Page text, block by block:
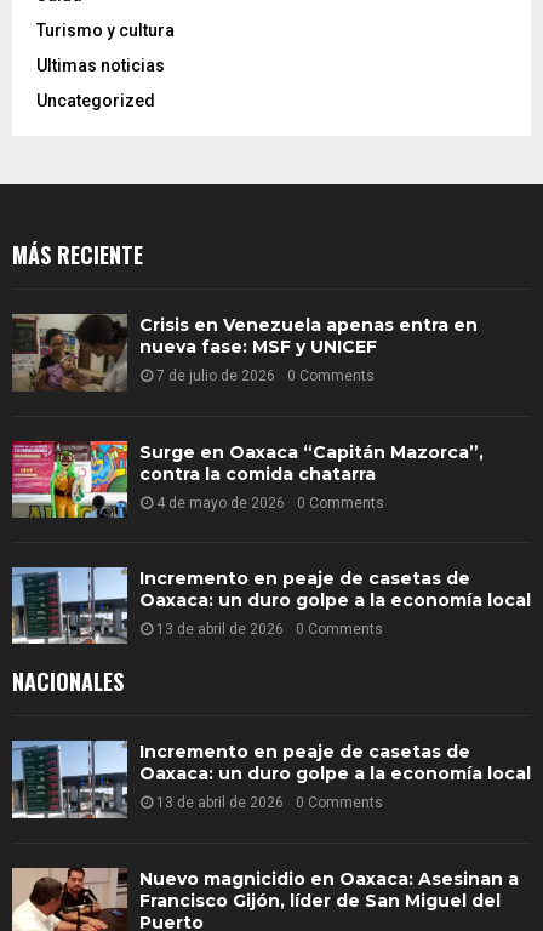
Turismo y cultura
Ultimas noticias
Uncategorized
MÁS RECIENTE
Crisis en Venezuela apenas entra en
nueva fase: MSF y UNICEF
7 de julio de 2026 0 Comments
Surge en Oaxaca “Capitán Mazorca”,
contra la comida chatarra
4 de mayo de 2026 0 Comments
Incremento en peaje de casetas de
Oaxaca: un duro golpe a la economía local
13 de abril de 2026 0 Comments
NACIONALES
Incremento en peaje de casetas de
Oaxaca: un duro golpe a la economía local
13 de abril de 2026 0 Comments
Nuevo magnicidio en Oaxaca: Asesinan a
Francisco Gijón, líder de San Miguel del
Puerto